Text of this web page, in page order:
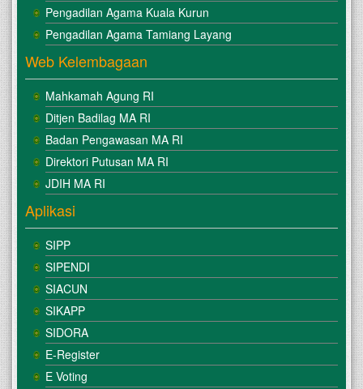
Pengadilan Agama Kuala Kurun
Pengadilan Agama Tamiang Layang
Web Kelembagaan
Mahkamah Agung RI
Ditjen Badilag MA RI
Badan Pengawasan MA RI
Direktori Putusan MA RI
JDIH MA RI
Aplikasi
SIPP
SIPENDI
SIACUN
SIKAPP
SIDORA
E-Register
E Voting